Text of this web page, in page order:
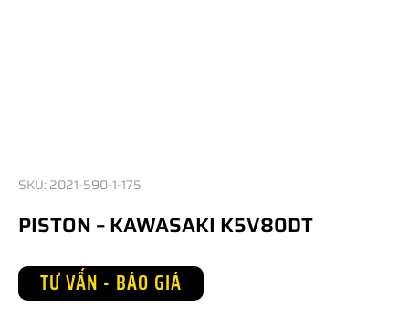
SKU: 2021-590-1-175
PISTON – KAWASAKI K5V80DT
TƯ VẤN - BÁO GIÁ